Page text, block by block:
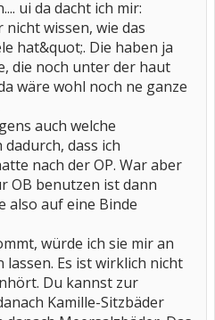
ui da dacht ich mir:
wissen, wie das
hat&quot;. Die haben ja
die noch unter der haut
wäre wohl noch ne ganze
auch welche
dass ich
nach der OP. War aber
OB benutzen ist dann
also auf eine Binde
würde ich sie mir an
Es ist wirklich nicht
Du kannst zur
Kamille-Sitzbäder